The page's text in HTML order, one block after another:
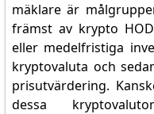
mäklare är
främst av krypto
eller medelfristiga
kryptovaluta och
prisutvärdering.
dessa